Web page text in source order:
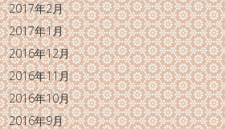
2017年2月
2017年1月
2016年12月
2016年11月
2016年10月
2016年9月